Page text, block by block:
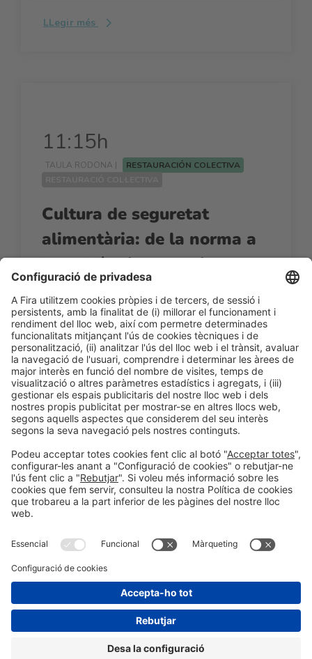
LLegir més
11:15h
TAULA RODONA |
RESTAURACIÓN COLECTIVA
Cultura de seguretat
alimentària: de la norma a
l’excel·lència operativa
Dj 26
11:15h - 12:00h
Restauración Colectiva
Accés lliure
LLegir més
Informació generalAvís legal
#ALIMENTARIA2028
a les xarxes socials